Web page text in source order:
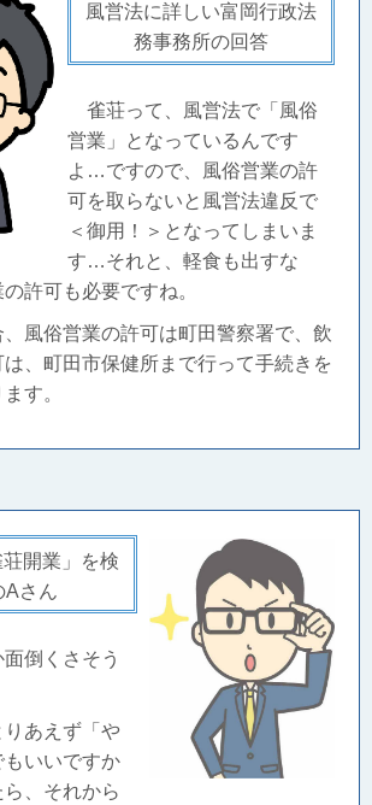
風営法に詳しい富岡行政法
務事務所の回答
雀荘って、風営法で「風俗
営業」となっているんです
よ…ですので、風俗営業の許
可を取らないと風営法違反で
＜御用！＞となってしまいま
す…それと、軽食も出すな
許可も必要ですね。
風俗営業の許可は町田警察署で、飲
、町田市保健所まで行って手続きを
す。
開業」を検
Aさん
倒くさそう
あえず「や
もいいですか
、それから